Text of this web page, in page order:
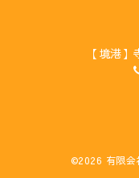
【境港
©2026 有限会